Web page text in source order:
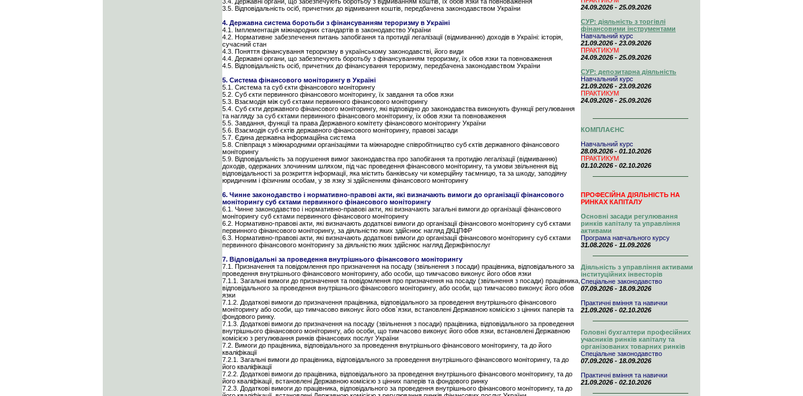
3.5. Відповідальність осіб, причетних до відмивання коштів, передбачена законодавством України
4. Державна система боротьби з фінансуванням тероризму в Україні
4.1. Імплементація міжнародних стандартів в законодавство України
4.2. Нормативне забезпечення питань запобігання та протидії легалізації (відмиванню) доходів в Україні: історія,
сучасний стан
4.3. Поняття фінансування тероризму в українському законодавстві, його види
4.4. Державні органи, що забезпечують боротьбу з фінансуванням тероризму, їх обов язки та повноваження
4.5. Відповідальність осіб, причетних до фінансування тероризму, передбачена законодавством України
5. Система фінансового моніторингу в Україні
5.1. Система та суб єкти фінансового моніторингу
5.2. Суб єкти первинного фінансового моніторингу, їх завдання та обов язки
5.3. Взаємодія між суб єктами первинного фінансового моніторингу
5.4. Суб єкти державного фінансового моніторингу, які відповідно до законодавства виконують функції регулювання
та нагляду за суб єктами первинного фінансового моніторингу, їх обов язки та повноваження
5.5. Завдання, функції та права Державного комітету фінансового моніторингу України
5.6. Взаємодія суб єктів державного фінансового моніторингу, правові засади
5.7. Єдина державна інформаційна система
5.8. Співпраця з міжнародними організаціями та міжнародне співробітництво суб єктів державного фінансового
моніторингу
5.9. Відповідальність за порушення вимог законодавства про запобігання та протидію легалізації (відмиванню)
доходів, одержаних злочинним шляхом, під час проведення фінансового моніторингу, та умови звільнення від
відповідальності за розкриття інформації, яка містить банківську чи комерційну таємницю, та за шкоду, заподіяну
юридичним і фізичним особам, у зв язку зі здійсненням фінансового моніторингу
6. Чинне законодавство і нормативно-правові акти, які визначають вимоги до організації фінансового
моніторингу суб єктами первинного фінансового моніторингу
6.1. Чинне законодавство і нормативно-правові акти, які визначають загальні вимоги до організації фінансового
моніторингу суб єктами первинного фінансового моніторингу
6.2. Нормативно-правові акти, які визначають додаткові вимоги до організації фінансового моніторингу суб єктами
первинного фінансового моніторингу, за діяльністю яких здійснює нагляд ДКЦПФР
6.3. Нормативно-правові акти, які визначають додаткові вимоги до організації фінансового моніторингу суб єктами
первинного фінансового моніторингу за діяльністю яких здійснює нагляд Держфінпослуг
7. Відповідальні за проведення внутрішнього фінансового моніторингу
7.1. Призначення та повідомлення про призначення на посаду (звільнення з посади) працівника, відповідального за
проведення внутрішнього фінансового моніторингу, або особи, що тимчасово виконує його обов язки
7.1.1. Загальні вимоги до призначення та повідомлення про призначення на посаду (звільнення з посади) працівника,
відповідального за проведення внутрішнього фінансового моніторингу, або особи, що тимчасово виконує його обов
язки
7.1.2. Додаткові вимоги до призначення працівника, відповідального за проведення внутрішнього фінансового
моніторингу або особи, що тимчасово виконує його обов`язки, встановлені Державною комісією з цінних паперів та
фондового ринку.
7.1.3. Додаткові вимоги до призначення на посаду (звільнення з посади) працівника, відповідального за проведення
внутрішнього фінансового моніторингу, або особи, що тимчасово виконує його обов язки, встановлені Державною
комісією з регулювання ринків фінансових послуг України
7.2. Вимоги до працівника, відповідального за проведення внутрішнього фінансового моніторингу, та до його
кваліфікації
7.2.1. Загальні вимоги до працівника, відповідального за проведення внутрішнього фінансового моніторингу, та до
його кваліфікації
7.2.2. Додаткові вимоги до працівника, відповідального за проведення внутрішнього фінансового моніторингу, та до
його кваліфікації, встановлені Державною комісією з цінних паперів та фондового ринку
7.2.3. Додаткові вимоги до працівника, відповідального за проведення внутрішнього фінансового моніторингу, та до
24.09.2026 - 25.09.2026
СУР: діяльність з торгівлі
фінансовими інструментами
Навчальний курс
21.09.2026 - 23.09.2026
ПРАКТИКУМ
24.09.2026 - 25.09.2026
СУР: депозитарна діяльність
Навчальний курс
21.09.2026 - 23.09.2026
ПРАКТИКУМ
24.09.2026 - 25.09.2026
КОМПЛАЄНС
Навчальний курс
28.09.2026 - 01.10.2026
ПРАКТИКУМ
01.10.2026 - 02.10.2026
ПРОФЕСІЙНА ДІЯЛЬНІСТЬ НА
РИНКАХ КАПІТАЛУ
Основні засади регулювання
ринків капіталу та управління
активами
Програма навчального курсу
31.08.2026 - 11.09.2026
Діяльність з управління активами
інституційних інвесторів
Спеціальне законодавство
07.09.2026 - 18.09.2026
Практичні вміння та навички
21.09.2026 - 02.10.2026
Головні бухгалтери професійних
учасників ринків капіталу та
організованих товарних ринків
Спеціальне законодавство
07.09.2026 - 18.09.2026
Практичні вміння та навички
21.09.2026 - 02.10.2026